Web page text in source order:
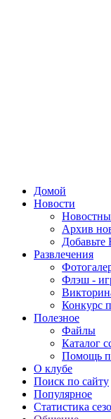
Домой
Новости
Архив
Добавьте
Развлечения
Флэш -
Конкурс
Полезное
Файлы
Каталог
Помощь
О клубе
Поиск по сайту
Популярное
Статистика